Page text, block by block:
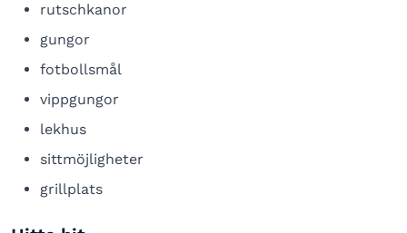
rutschkanor
gungor
fotbollsmål
vippgungor
lekhus
sittmöjligheter
grillplats